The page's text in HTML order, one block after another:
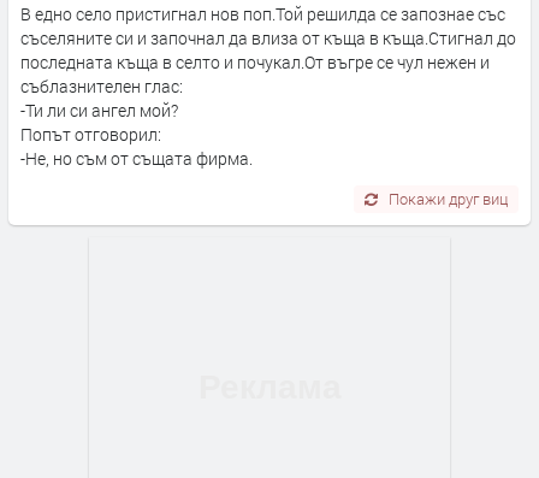
В едно село пристигнал нов поп.Той решилда се запознае със
съселяните си и започнал да влиза от къща в къща.Стигнал до
последната къща в селто и почукал.От въгре се чул нежен и
съблазнителен глас:
-Ти ли си ангел мой?
Попът отговорил:
-Не, но съм от същата фирма.
Покажи друг виц